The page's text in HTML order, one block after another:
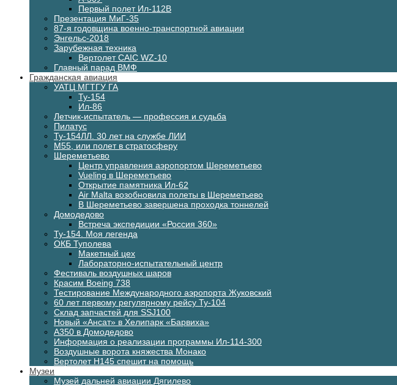
Первый полет Ил-112В
Презентация МиГ-35
87-я годовщина военно-транспортной авиации
Энгельс-2018
Зарубежная техника
Вертолет CAIC WZ-10
Главный парад ВМФ
Гражданская авиация
УАТЦ МГТГУ ГА
Ту-154
Ил-86
Летчик-испытатель — профессия и судьба
Пилатус
Ту-154ЛЛ. 30 лет на службе ЛИИ
М55, или полет в стратосферу
Шереметьево
Центр управления аэропортом Шереметьево
Vueling в Шереметьево
Открытие памятника Ил-62
Air Malta возобновила полеты в Шереметьево
В Шереметьево завершена проходка тоннелей
Домодедово
Встреча экспедиции «Россия 360»
Ту-154. Моя легенда
ОКБ Туполева
Макетный цех
Лабораторно-испытательный центр
Фестиваль воздушных шаров
Красим Boeing 738
Тестирование Международного аэропорта Жуковский
60 лет первому регулярному рейсу Ту-104
Склад запчастей для SSJ100
Новый «Ансат» в Хелипарк «Барвиха»
А350 в Домодедово
Информация о реализации программы Ил-114-300
Воздушные ворота княжества Монако
Вертолет H145 спешит на помощь
Музеи
Музей дальней авиации Дягилево